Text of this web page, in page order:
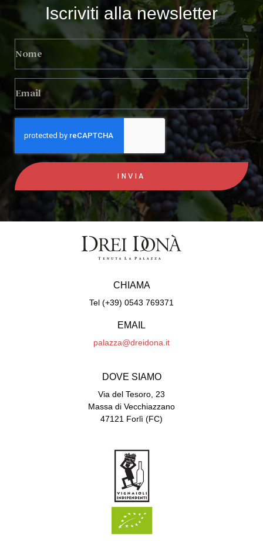
Iscriviti alla newsletter
INVIA
CHIAMA
Tel (+39) 0543 769371
EMAIL
palazza@dreidona.it
DOVE SIAMO
Via del Tesoro, 23
Massa di Vecchiazzano
47121 Forlì (FC)